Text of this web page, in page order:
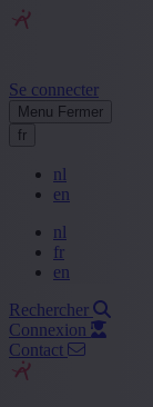
Se connecter
Menu Fermer
fr
nl
en
nl
fr
en
Rechercher
Connexion
Contact